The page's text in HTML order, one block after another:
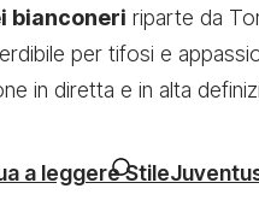
bianconeri riparte da
per tifosi e
in diretta e in alta
a leggere